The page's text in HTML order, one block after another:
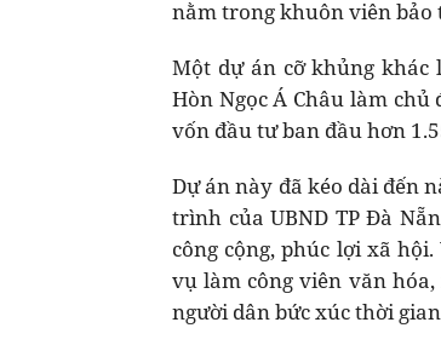
nằm trong khuôn viên bảo
Một dự án cỡ khủng khác
Hòn Ngọc Á Châu làm
vốn đầu tư ban đầu hơn
Dự án này đã kéo dài đến
trình của UBND TP Đà
công cộng, phúc lợi xã
vụ làm công viên văn
người dân bức xúc thời